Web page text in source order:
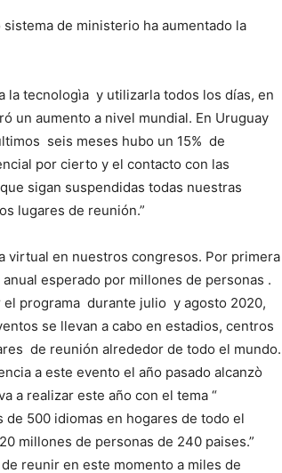
de ministerio ha aumentado la
la tecnologìa y utilizarla todos los días, en
un aumento a nivel mundial. En Uruguay
seis meses hubo un 15% de
por cierto y el contacto con las
sigan suspendidas todas nuestras
lugares de reunión.”
virtual en nuestros congresos. Por primera
esperado por millones de personas .
programa durante julio y agosto 2020,
se llevan a cabo en estadios, centros
de reunión alrededor de todo el mundo.
a este evento el año pasado alcanzò
a realizar este año con el tema “
de 500 idiomas en hogares de todo el
millones de personas de 240 paises.”
reunir en este momento a miles de